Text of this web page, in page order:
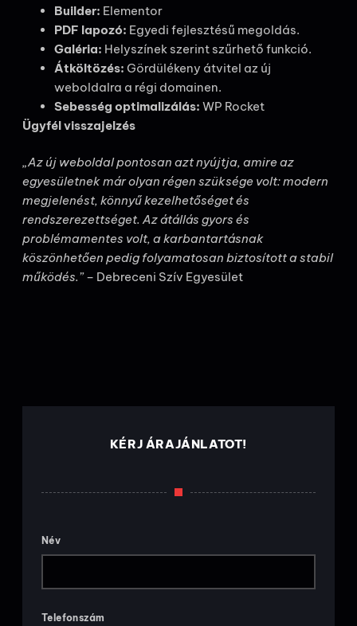
Builder: Elementor
PDF lapozó: Egyedi fejlesztésű megoldás.
Galéria: Helyszínek szerint szűrhető funkció.
Átköltözés: Gördülékeny átvitel az új
weboldalra a régi domainen.
Sebesség optimalizálás: WP Rocket
Ügyfél visszajelzés
„Az új weboldal pontosan azt nyújtja, amire az
egyesületnek már olyan régen szüksége volt: modern
megjelenést, könnyű kezelhetőséget és
rendszerezettséget. Az átállás gyors és
problémamentes volt, a karbantartásnak
köszönhetően pedig folyamatosan biztosított a stabil
működés.”– Debreceni Szív Egyesület
KÉRJ ÁRAJÁNLATOT!
Név
Telefonszám